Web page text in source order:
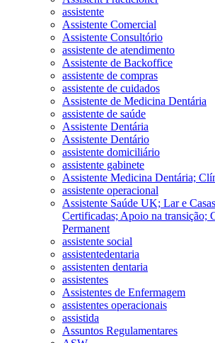
assistente
Assistente Comercial
Assistente Consultório
assistente de atendimento
Assistente de Backoffice
assistente de compras
assistente de cuidados
Assistente de Medicina Dentária
assistente de saúde
Assistente Dentária
Assistente Dentário
assistente domiciliário
assistente gabinete
Assistente Medicina Dentária;
assistente operacional
Assistente Saúde UK; Lar e
Certificadas; Apoio na transição;
Permanent
assistente social
assistentedentaria
assistenten dentaria
assistentes
Assistentes de Enfermagem
assistentes operacionais
assistida
Assuntos Regulamentares